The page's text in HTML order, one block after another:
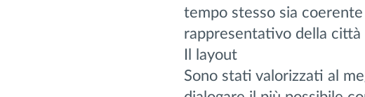
tempo stesso sia
rappresentativo della città
Il layout
Sono stati valorizzati al